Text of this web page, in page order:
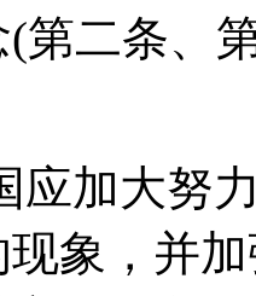
第二条、
应加大努
象，并